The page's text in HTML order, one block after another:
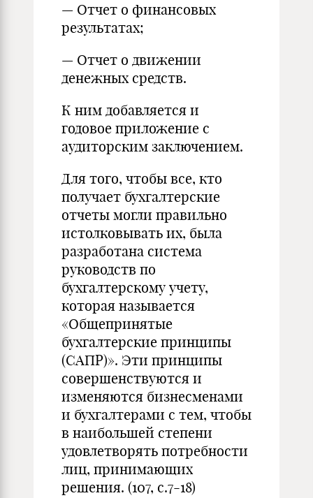
— Отчет о финансовых
результатах;
— Отчет о движении
денежных средств.
К ним добавляется и
годовое приложение с
аудиторским заключением.
Для того, чтобы все, кто
получает бухгалтерские
отчеты могли правильно
истолковывать их, была
разработана система
руководств по
бухгалтерскому учету,
которая называется
«Общепринятые
бухгалтерские принципы
(САПР)». Эти принципы
совершенствуются и
изменяются бизнесменами
и бухгалтерами с тем, чтобы
в наибольшей степени
удовлетворять потребности
лиц, принимающих
решения. (107, с.7-18)